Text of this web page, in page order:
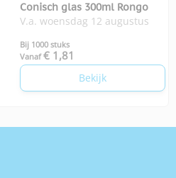
Conisch glas 300ml Rongo
V.a. woensdag 12 augustus
Bij 1000 stuks
Vanaf € 1,81
Bekijk